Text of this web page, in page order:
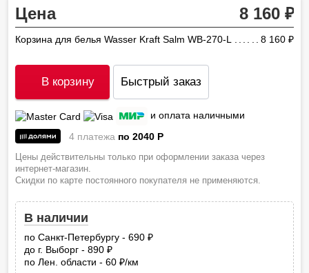
Цена 8 160
Корзина для белья Wasser Kraft Salm WB-270-L 8 160
В корзину Быстрый заказ
и оплата наличными
4 платежа по 2040 P
Цены действительны только при оформлении заказа через
интернет-магазин.
Скидки по карте постоянного покупателя не применяются.
В наличии
по Санкт-Петербургу - 690
до г. Выборг - 890
по Лен. области - 60
руб.
/км